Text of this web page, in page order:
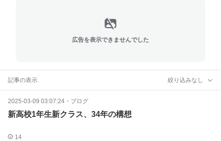
広告を表示できませんでした
記事の表示 絞り込みなし
2025-03-09 03:07:24 ・ ブログ
新高校1年生新クラス、34年の構想
14